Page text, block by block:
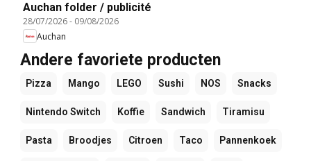
Auchan folder / publicité
28/07/2026- 09/08/2026
Auchan
Andere favoriete producten
Pizza Mango LEGO Sushi NOS Snacks
Nintendo Switch Koffie Sandwich Tiramisu
Pasta Broodjes Citroen Taco Pannenkoek